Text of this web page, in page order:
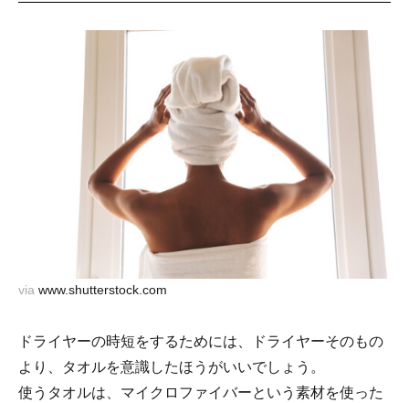
via www.shutterstock.com
ドライヤーの時短をするためには、ドライヤーそのもの
より、タオルを意識したほうがいいでしょう。
使うタオルは、マイクロファイバーという素材を使った